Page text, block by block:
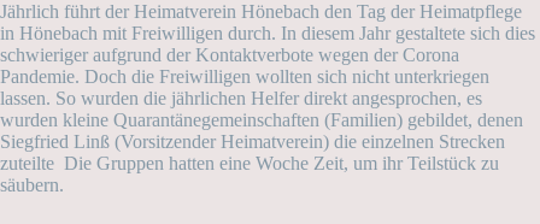
Jährlich führt der Heimatverein Hönebach den Tag der Heimatpflege
in Hönebach mit Freiwilligen durch. In diesem Jahr gestaltete sich dies
schwieriger aufgrund der Kontaktverbote wegen der Corona
Pandemie. Doch die Freiwilligen wollten sich nicht unterkriegen
lassen. So wurden die jährlichen Helfer direkt angesprochen, es
wurden kleine Quarantänegemeinschaften (Familien) gebildet, denen
Siegfried Linß (Vorsitzender Heimatverein) die einzelnen Strecken
zuteilte Die Gruppen hatten eine Woche Zeit, um ihr Teilstück zu
säubern.